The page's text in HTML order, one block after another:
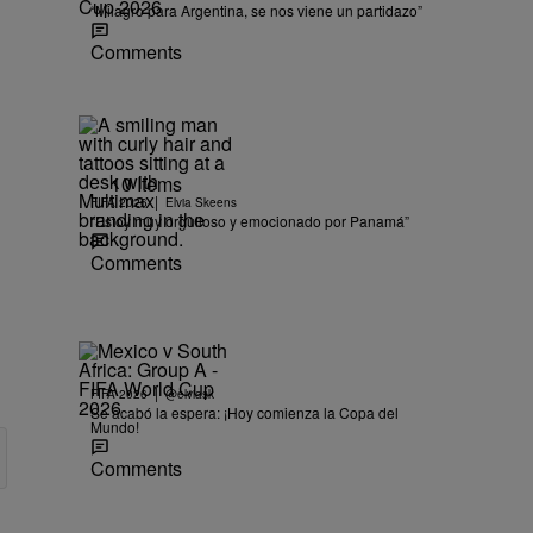
“Milagro para Argentina, se nos viene un partidazo”
Comments
10 Items
FIFA 2026 | Elvia Skeens
“Estoy muy orgulloso y emocionado por Panamá”
Comments
FIFA 2026 | @elviask
Se acabó la espera: ¡Hoy comienza la Copa del
Mundo!
Comments